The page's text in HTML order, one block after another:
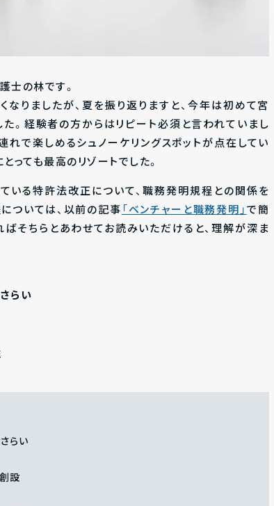
士の林です。
なりましたが、夏を振り返りますと、今年は初めて宮
。経験者の方からはリピート必須と言われていまし
れで楽しめるシュノーケリングスポットが点在してい
とっても最高のリゾートでした。
いる特許法改正について、職務発明規程との関係を
ついては、以前の記事「ベンチャーと職務発明」で簡
そちらとあわせてお読みいただけると、理解が深ま
らい
らい
設